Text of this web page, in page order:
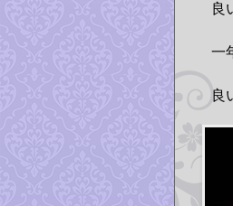
良
一
良